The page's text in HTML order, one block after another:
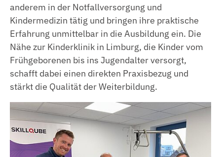
anderem in der Notfallversorgung und
Kindermedizin tätig und bringen ihre praktische
Erfahrung unmittelbar in die Ausbildung ein. Die
Nähe zur Kinderklinik in Limburg, die Kinder vom
Frühgeborenen bis ins Jugendalter versorgt,
schafft dabei einen direkten Praxisbezug und
stärkt die Qualität der Weiterbildung.